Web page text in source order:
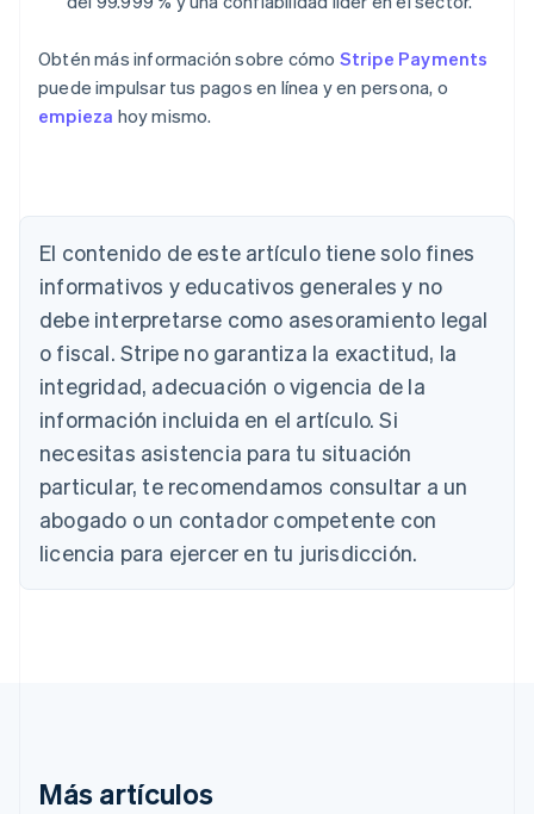
Obtén más información sobre cómo Stripe Payments
puede impulsar tus pagos en línea y en persona, o
empieza hoy mismo.
El contenido de este artículo tiene solo fines
informativos y educativos generales y no
debe interpretarse como asesoramiento legal
o fiscal. Stripe no garantiza la exactitud, la
integridad, adecuación o vigencia de la
información incluida en el artículo. Si
necesitas asistencia para tu situación
particular, te recomendamos consultar a un
abogado o un contador competente con
licencia para ejercer en tu jurisdicción.
Más artículos
Alemania
Deutsch
Australia
English
Austria
Bélgica
NederlandsFrançaisDeutschEnglish
Brasil
Português English
Bulgaria
English
Canadá
English Français
China continental
English